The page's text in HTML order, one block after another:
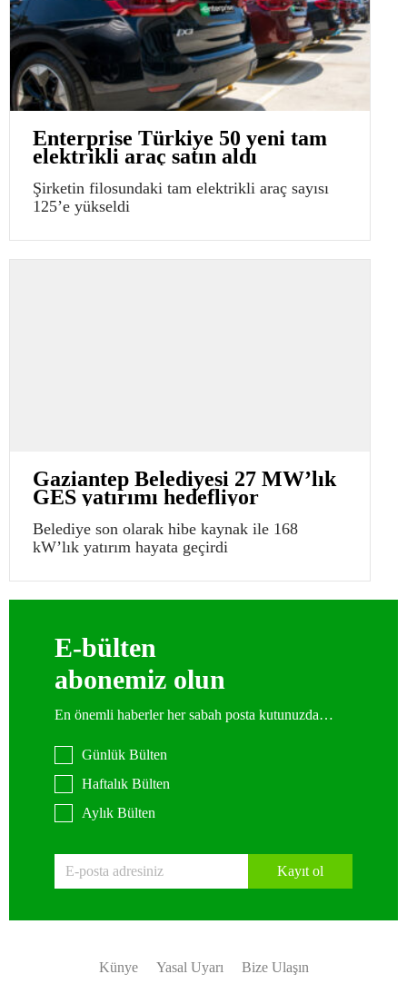
Enterprise Türkiye 50 yeni tam
elektrikli araç satın aldı
Şirketin filosundaki tam elektrikli araç sayısı
125’e yükseldi
Gaziantep Belediyesi 27 MW’lık
GES yatırımı hedefliyor
Belediye son olarak hibe kaynak ile 168
kW’lık yatırım hayata geçirdi
E-bülten
abonemiz olun
En önemli haberler her sabah posta kutunuzda…
Günlük Bülten
Haftalık Bülten
Aylık Bülten
Kayıt ol
Künye Yasal Uyarı Bize Ulaşın